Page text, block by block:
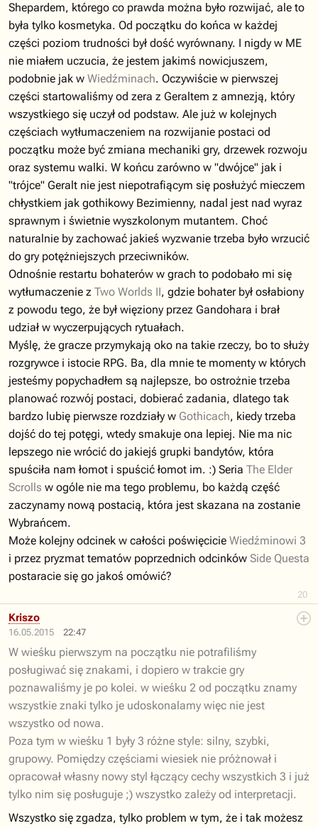
20
Shepardem, którego co prawda można było rozwijać, ale to
była tylko kosmetyka. Od początku do końca w każdej
części poziom trudności był dość wyrównany. I nigdy w ME
nie miałem uczucia, że jestem jakimś nowicjuszem,
podobnie jak w Wiedźminach. Oczywiście w pierwszej
części startowaliśmy od zera z Geraltem z amnezją, który
wszystkiego się uczył od podstaw. Ale już w kolejnych
częściach wytłumaczeniem na rozwijanie postaci od
początku może być zmiana mechaniki gry, drzewek rozwoju
oraz systemu walki. W końcu zarówno w "dwójce" jak i
"trójce" Geralt nie jest niepotrafiącym się posłużyć mieczem
chłystkiem jak gothikowy Bezimienny, nadal jest nad wyraz
sprawnym i świetnie wyszkolonym mutantem. Choć
naturalnie by zachować jakieś wyzwanie trzeba było wrzucić
do gry potężniejszych przeciwników.
Odnośnie restartu bohaterów w grach to podobało mi się
wytłumaczenie z Two Worlds II, gdzie bohater był osłabiony
z powodu tego, że był więziony przez Gandohara i brał
udział w wyczerpujących rytuałach.
Myślę, że gracze przymykają oko na takie rzeczy, bo to służy
rozgrywce i istocie RPG. Ba, dla mnie te momenty w których
jesteśmy popychadłem są najlepsze, bo ostrożnie trzeba
planować rozwój postaci, dobierać zadania, dlatego tak
bardzo lubię pierwsze rozdziały w Gothicach, kiedy trzeba
dojść do tej potęgi, wtedy smakuje ona lepiej. Nie ma nic
lepszego nie wrócić do jakiejś grupki bandytów, która
spuściła nam łomot i spuścić łomot im. :) Seria The Elder
Scrolls w ogóle nie ma tego problemu, bo każdą część
zaczynamy nową postacią, która jest skazana na zostanie
Wybrańcem.
Może kolejny odcinek w całości poświęcicie Wiedźminowi 3
i przez pryzmat tematów poprzednich odcinków Side Questa
postaracie się go jakoś omówić?
16.05.2015 22:47
Kriszo
W wieśku pierwszym na początku nie potrafiliśmy
posługiwać się znakami, i dopiero w trakcie gry
poznawaliśmy je po kolei. w wieśku 2 od początku znamy
wszystkie znaki tylko je udoskonalamy więc nie jest
wszystko od nowa.
Poza tym w wieśku 1 były 3 różne style: silny, szybki,
grupowy. Pomiędzy częściami wiesiek nie próżnował i
opracował własny nowy styl łączący cechy wszystkich 3 i już
tylko nim się posługuje ;) wszystko zależy od interpretacji.
Wszystko się zgadza, tylko problem w tym, że i tak możesz